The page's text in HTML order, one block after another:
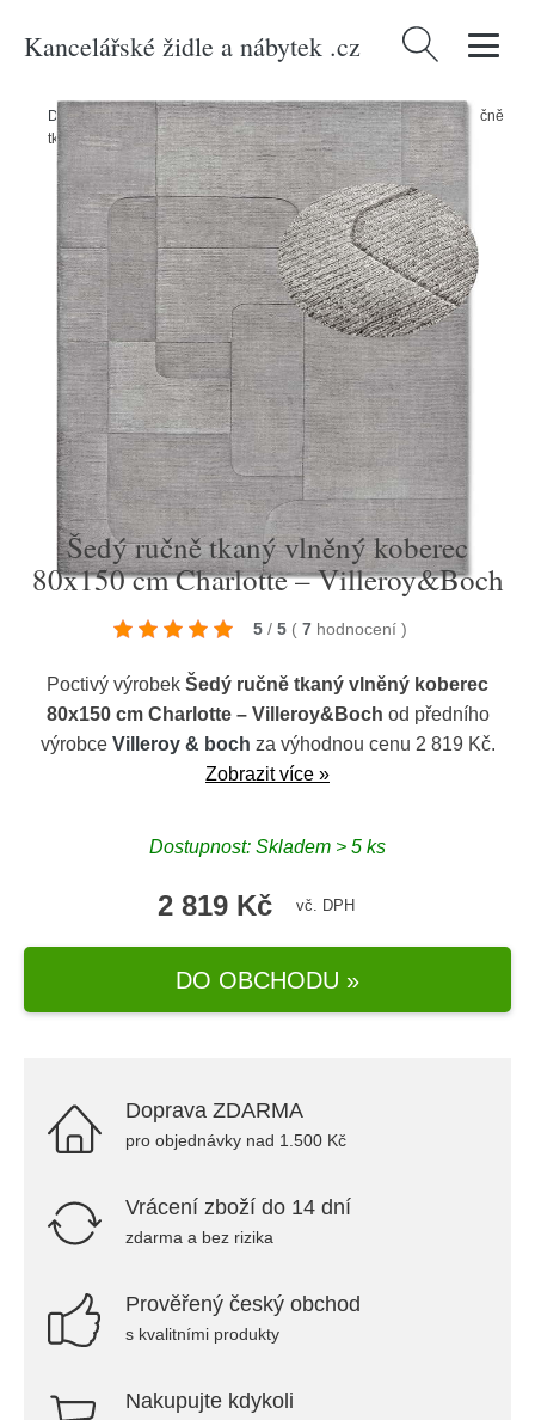
Kancelářské židle a nábytek .cz Vyhledávání
Domů /Produkty/> Textil > Koberce a rohožky > Koberce/Šedý ručně
tkaný vlněný koberec 80x150 cm Charlotte – Villeroy&Boch
Šedý ručně tkaný vlněný koberec
80x150 cm Charlotte – Villeroy&Boch
5 / 5 ( 7 hodnocení )
Poctivý výrobek Šedý ručně tkaný vlněný koberec
80x150 cm Charlotte – Villeroy&Boch od předního
výrobce Villeroy & boch za výhodnou cenu 2 819 Kč.
Zobrazit více »
Dostupnost: Skladem > 5 ks
2 819 Kč vč. DPH
DO OBCHODU »
Doprava ZDARMA
pro objednávky nad 1.500 Kč
Vrácení zboží do 14 dní
zdarma a bez rizika
Prověřený český obchod
s kvalitními produkty
Nakupujte kdykoli